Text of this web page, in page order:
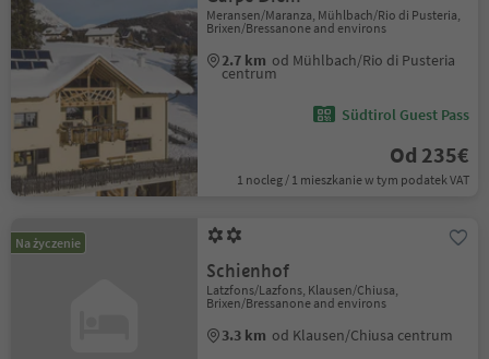
Meransen/Maranza, Mühlbach/Rio di Pusteria,
Brixen/Bressanone and environs
2.7 km od Mühlbach/Rio di Pusteria
centrum
Südtirol Guest Pass
Od 235€
1 nocleg / 1 mieszkanie w tym podatek VAT
Na życzenie
Schienhof
Latzfons/Lazfons, Klausen/Chiusa,
Brixen/Bressanone and environs
3.3 km od Klausen/Chiusa centrum